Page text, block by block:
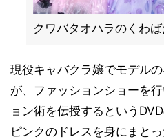
クワバタオハラのくわ
現役キャバクラ嬢でモデル
が、ファッションショーを
ョン術を伝授するという
ピンクのドレスを身にまと